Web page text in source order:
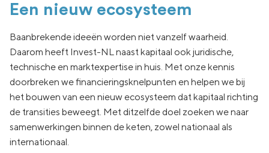
Een nieuw ecosysteem
Baanbrekende ideeën worden niet vanzelf waarheid.
Daarom heeft Invest-NL naast kapitaal ook juridische,
technische en marktexpertise in huis. Met onze kennis
doorbreken we financieringsknelpunten en helpen we bij
het bouwen van een nieuw ecosysteem dat kapitaal richting
de transities beweegt. Met ditzelfde doel zoeken we naar
samenwerkingen binnen de keten, zowel nationaal als
internationaal.